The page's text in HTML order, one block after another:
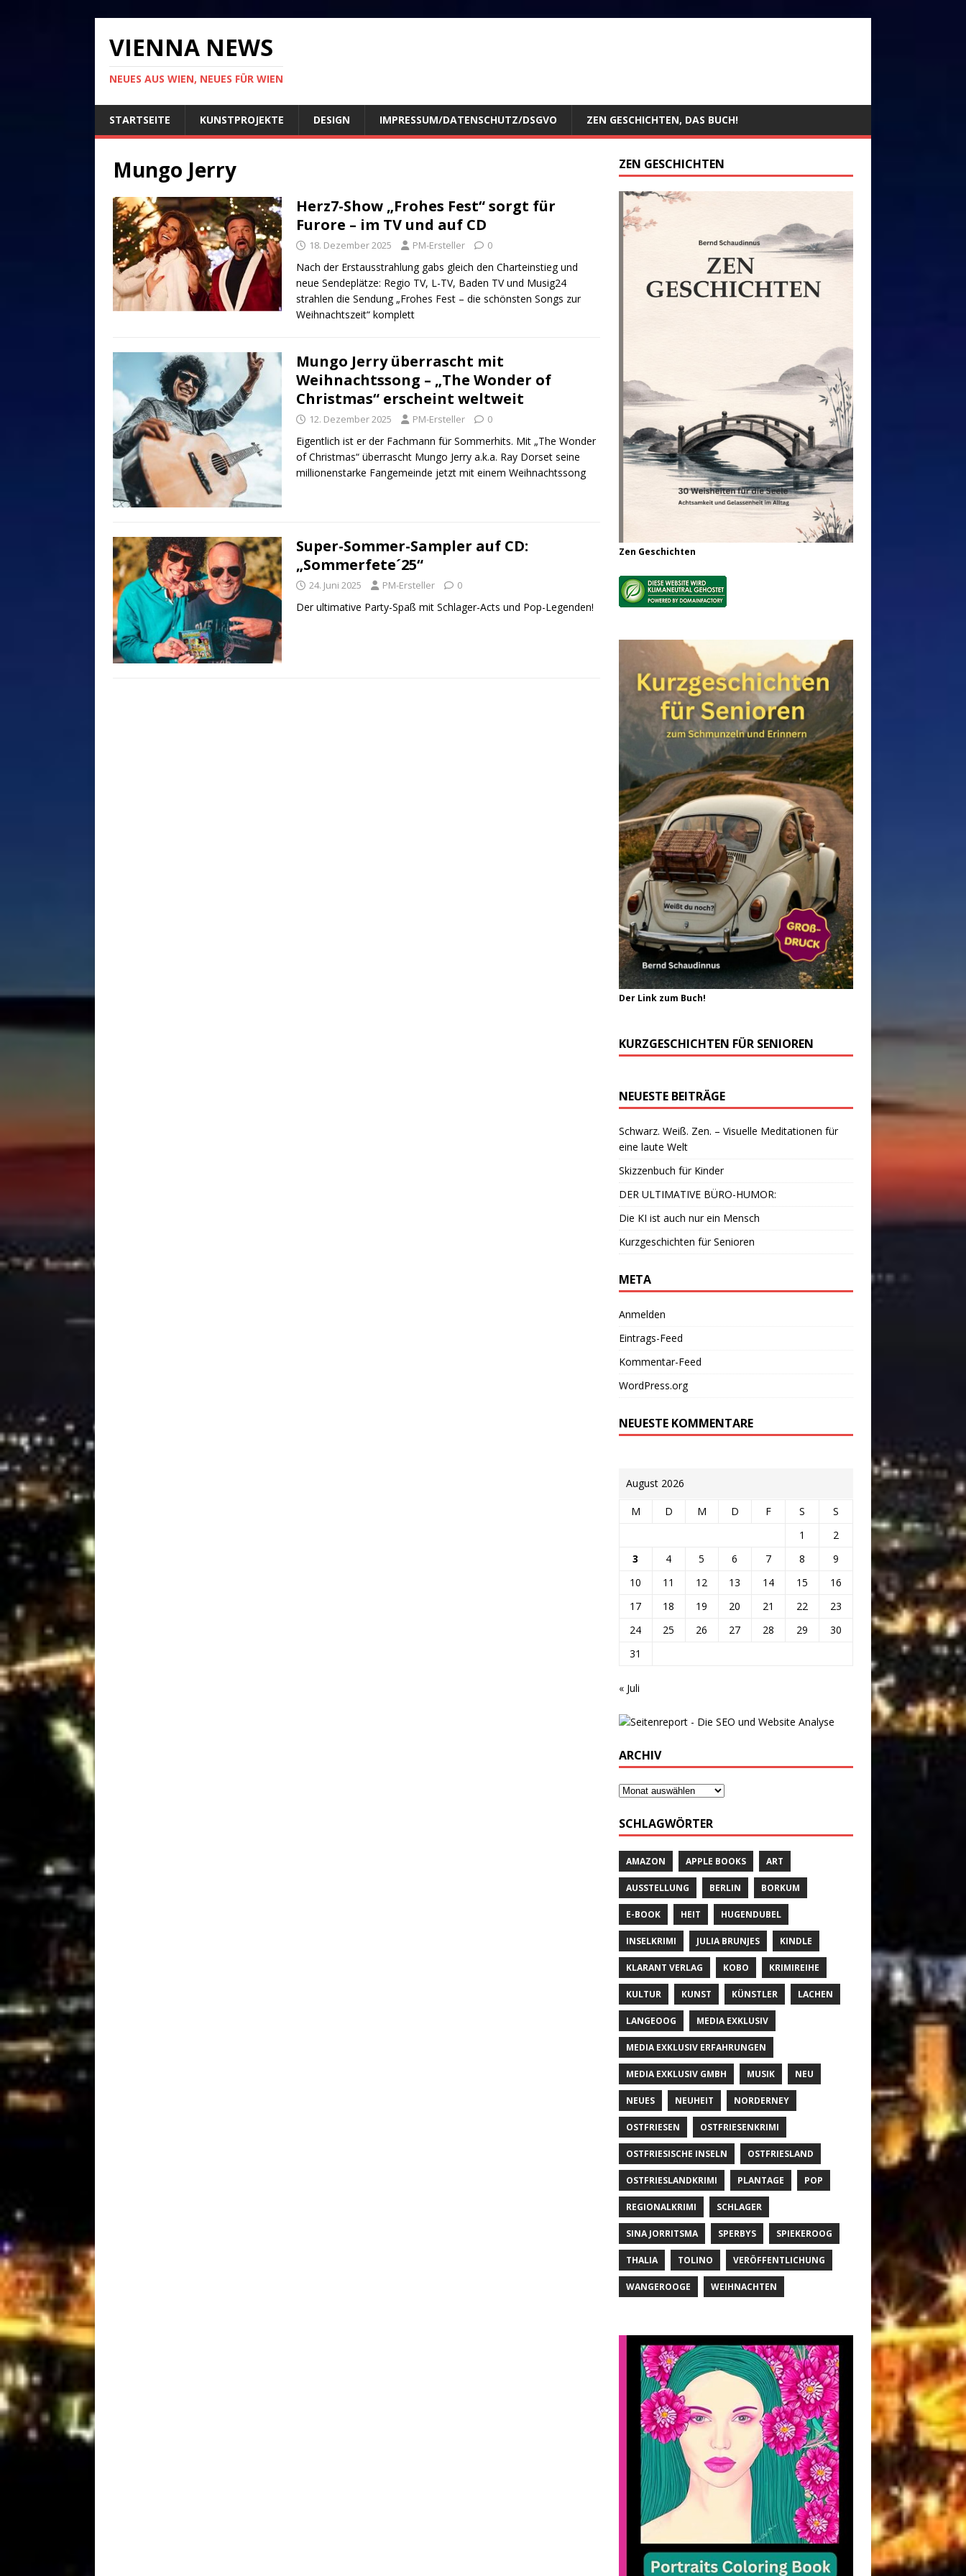
VIENNA NEWS
NEUES AUS WIEN, NEUES FÜR WIEN
STARTSEITE KUNSTPROJEKTE DESIGN IMPRESSUM/DATENSCHUTZ/DSGVO ZEN GESCHICHTEN, DAS BUCH!
Mungo Jerry
Herz7-Show „Frohes Fest“ sorgt für
Furore – im TV und auf CD
18. Dezember 2025 PM-Ersteller 0
Nach der Erstausstrahlung gabs gleich den Charteinstieg und
neue Sendeplätze: Regio TV, L-TV, Baden TV und Musig24
strahlen die Sendung „Frohes Fest – die schönsten Songs zur
Weihnachtszeit“ komplett
Mungo Jerry überrascht mit
Weihnachtssong – „The Wonder of
Christmas“ erscheint weltweit
12. Dezember 2025 PM-Ersteller 0
Eigentlich ist er der Fachmann für Sommerhits. Mit „The Wonder
of Christmas“ überrascht Mungo Jerry a.k.a. Ray Dorset seine
millionenstarke Fangemeinde jetzt mit einem Weihnachtssong
Super-Sommer-Sampler auf CD:
„Sommerfete´25“
24. Juni 2025 PM-Ersteller 0
Der ultimative Party-Spaß mit Schlager-Acts und Pop-Legenden!
ZEN GESCHICHTEN
Zen Geschichten
Der Link zum Buch!
KURZGESCHICHTEN FÜR SENIOREN
NEUESTE BEITRÄGE
Schwarz. Weiß. Zen. – Visuelle Meditationen für
eine laute Welt
Skizzenbuch für Kinder
DER ULTIMATIVE BÜRO-HUMOR:
Die KI ist auch nur ein Mensch
Kurzgeschichten für Senioren
META
Anmelden
Eintrags-Feed
Kommentar-Feed
WordPress.org
NEUESTE KOMMENTARE
August 2026
M D M D F S
S
1
2
3
4 5 6 7 8
9
10
11 12 13 14 15
16
17
18 19 20 21 22
23
24
25 26 27 28 29
30
31
« Juli
ARCHIV
SCHLAGWÖRTER
AMAZON APPLE BOOKS ART
AUSSTELLUNG BERLIN BORKUM
E-BOOK HEIT HUGENDUBEL
INSELKRIMI JULIA BRUNJES KINDLE
KLARANT VERLAG KOBO KRIMIREIHE
KULTUR KUNST KÜNSTLER LACHEN
LANGEOOG MEDIA EXKLUSIV
MEDIA EXKLUSIV ERFAHRUNGEN
MEDIA EXKLUSIV GMBH MUSIK NEU
NEUES NEUHEIT NORDERNEY
OSTFRIESEN OSTFRIESENKRIMI
OSTFRIESISCHE INSELN OSTFRIESLAND
OSTFRIESLANDKRIMI PLANTAGE POP
REGIONALKRIMI SCHLAGER
SINA JORRITSMA SPERBYS SPIEKEROOG
THALIA TOLINO VERÖFFENTLICHUNG
WANGEROOGE WEIHNACHTEN